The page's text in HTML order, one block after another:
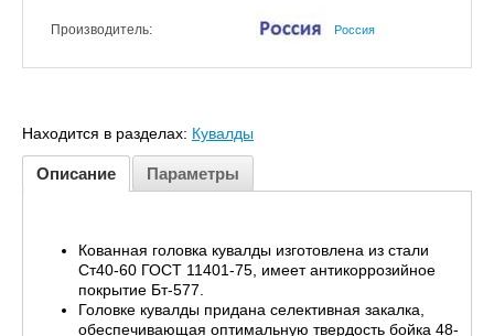
Производитель: Россия
Находится в разделах: Кувалды
Описание Параметры
Кованная головка кувалды изготовлена из стали
Ст40-60 ГОСТ 11401-75, имеет антикоррозийное
покрытие Бт-577.
Головке кувалды придана селективная закалка,
обеспечивающая оптимальную твердость бойка 48-